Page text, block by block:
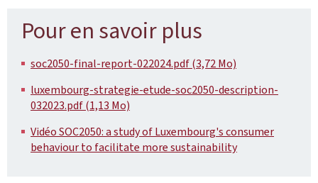
Pour en savoir plus
soc2050-final-report-022024.pdf (3,72 Mo)
luxembourg-strategie-etude-soc2050-description-
032023.pdf (1,13 Mo)
Vidéo SOC2050: a study of Luxembourg's consumer
behaviour to facilitate more sustainability